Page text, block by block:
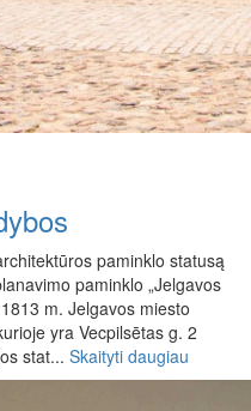
paminklo statusą
paminklo „Jelgavos
m. Jelgavos miesto
yra Vecpilsētas g. 2
stat... Skaityti daugiau